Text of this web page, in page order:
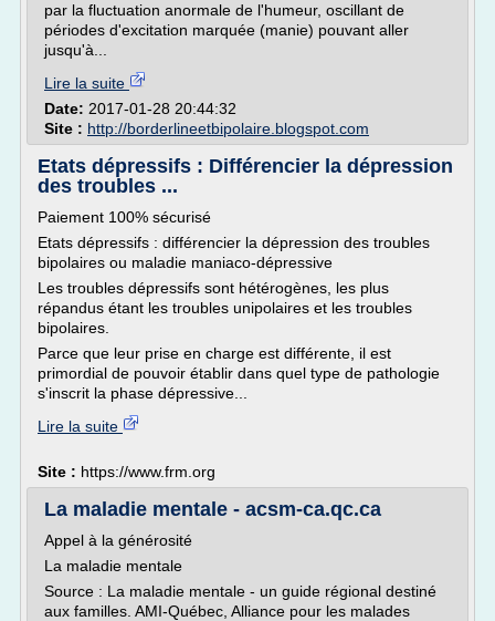
par la fluctuation anormale de l'humeur, oscillant de
périodes d'excitation marquée (manie) pouvant aller
jusqu'à...
Lire la suite
Date: 2017-01-28 20:44:32
Site : http://borderlineetbipolaire.blogspot.com
Etats dépressifs : Différencier la dépression
des troubles ...
Paiement 100% sécurisé
Etats dépressifs : différencier la dépression des troubles
bipolaires ou maladie maniaco-dépressive
Les troubles dépressifs sont hétérogènes, les plus
répandus étant les troubles unipolaires et les troubles
bipolaires.
Parce que leur prise en charge est différente, il est
primordial de pouvoir établir dans quel type de pathologie
s'inscrit la phase dépressive...
Lire la suite
Site : https://www.frm.org
La maladie mentale - acsm-ca.qc.ca
Appel à la générosité
La maladie mentale
Source : La maladie mentale - un guide régional destiné
aux familles. AMI-Québec, Alliance pour les malades